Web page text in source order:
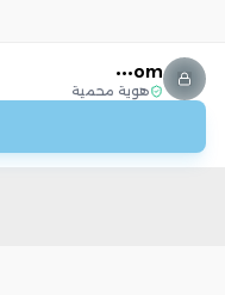
om•••
هوية محمية